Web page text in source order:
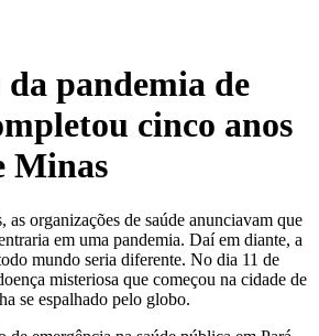
da pandemia de
cinco anos
Minas
as organizações de saúde anunciavam que
em uma pandemia. Daí em diante, a
mundo seria diferente. No dia 11 de
misteriosa que começou na cidade de
se espalhado pelo globo.